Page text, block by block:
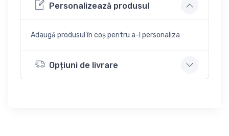
Personalizează produsul
Adaugă produsul în coș pentru a-l personaliza
Opțiuni de livrare